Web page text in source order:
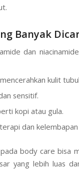
Banyak
dan
kulit
sensitif.
kopi atau gula.
dan
body care bisa
yang lebih luas